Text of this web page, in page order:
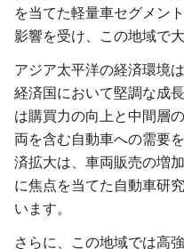
を当てた軽量車セグメン
影響を受け、この地域で
アジア太平洋の経済環境
経済国において堅調な成
は購買力の向上と中間層
両を含む自動車への需要
済拡大は、車両販売の増
に焦点を当てた自動車研
います。
さらに、この地域では高